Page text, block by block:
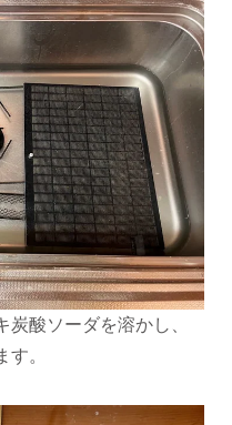
酸ソーダを溶かし、
。